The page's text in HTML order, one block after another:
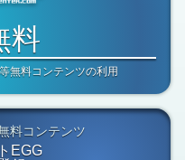
料
無料コンテンツの利用
料コンテンツ
EGG